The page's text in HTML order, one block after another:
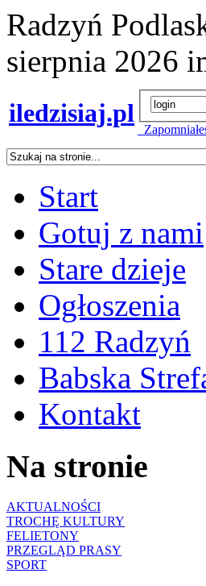
Radzyń
sierpnia 2026
iledzisiaj.pl
Start
Gotuj z nami
Stare dzieje
Ogłoszenia
112 Radzyń
Babska
Kontakt
Na stronie
AKTUALNOŚCI
TROCHĘ KULTURY
FELIETONY
PRZEGLĄD PRASY
SPORT